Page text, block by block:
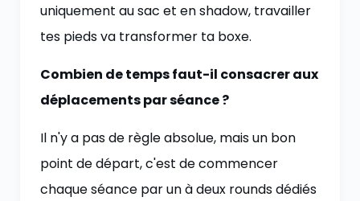
uniquement au sac et en shadow, travailler
tes pieds va transformer ta boxe.
Combien de temps faut-il consacrer aux
déplacements par séance ?
Il n'y a pas de règle absolue, mais un bon
point de départ, c'est de commencer
chaque séance par un à deux rounds dédiés